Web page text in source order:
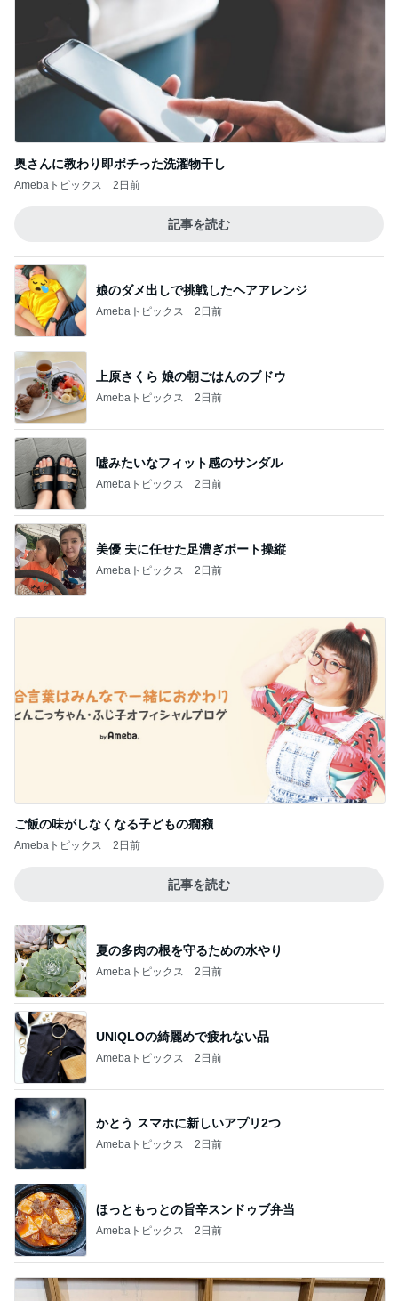
奥さんに教わり即ポチった洗濯物干し
Amebaトピックス 2日前
記事を読む
娘のダメ出しで挑戦したヘアアレンジ
Amebaトピックス 2日前
上原さくら 娘の朝ごはんのブドウ
Amebaトピックス 2日前
嘘みたいなフィット感のサンダル
Amebaトピックス 2日前
美優 夫に任せた足漕ぎボート操縦
Amebaトピックス 2日前
ご飯の味がしなくなる子どもの癇癪
Amebaトピックス 2日前
記事を読む
夏の多肉の根を守るための水やり
Amebaトピックス 2日前
UNIQLOの綺麗めで疲れない品
Amebaトピックス 2日前
かとう スマホに新しいアプリ2つ
Amebaトピックス 2日前
ほっともっとの旨辛スンドゥブ弁当
Amebaトピックス 2日前